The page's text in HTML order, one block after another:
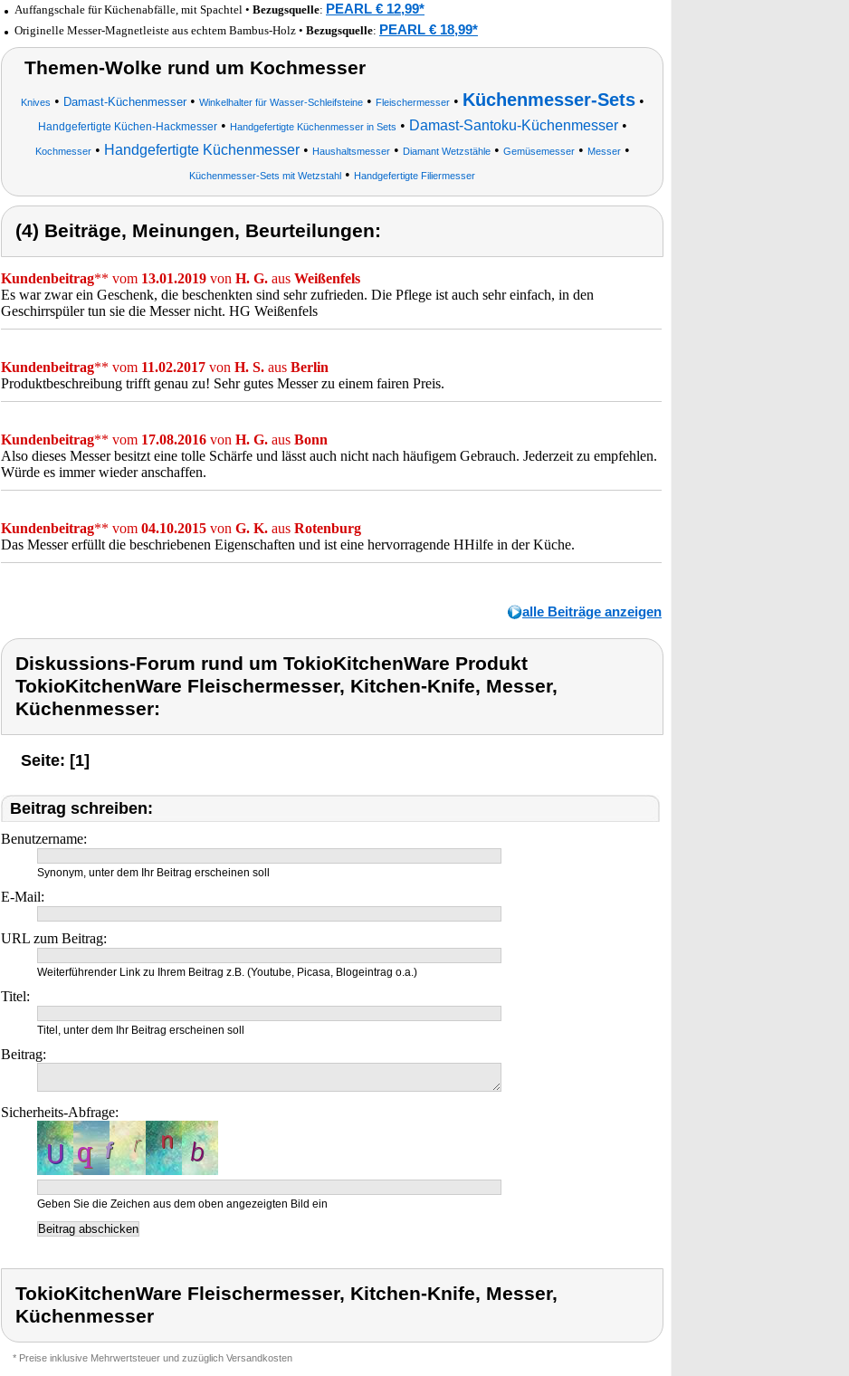
Auffangschale für Küchenabfälle, mit Spachtel • Bezugsquelle: PEARL € 12,99*
Originelle Messer-Magnetleiste aus echtem Bambus-Holz • Bezugsquelle: PEARL € 18,99*
Themen-Wolke rund um Kochmesser
Knives • Damast-Küchenmesser• Winkelhalter für Wasser-Schleifsteine• Fleischermesser• Küchenmesser-Sets•
Handgefertigte Küchen-Hackmesser• Handgefertigte Küchenmesser in Sets • Damast-Santoku-Küchenmesser•
Kochmesser• Handgefertigte Küchenmesser• Haushaltsmesser• Diamant Wetzstähle• Gemüsemesser• Messer•
Küchenmesser-Sets mit Wetzstahl • Handgefertigte Filiermesser
(4) Beiträge, Meinungen, Beurteilungen:
Kundenbeitrag** vom 13.01.2019 von H. G. aus Weißenfels
Es war zwar ein Geschenk, die beschenkten sind sehr zufrieden. Die Pflege ist auch sehr einfach, in den
Geschirrspüler tun sie die Messer nicht. HG Weißenfels
Kundenbeitrag** vom 11.02.2017 von H. S. aus Berlin
Produktbeschreibung trifft genau zu! Sehr gutes Messer zu einem fairen Preis.
Kundenbeitrag** vom 17.08.2016 von H. G. aus Bonn
Also dieses Messer besitzt eine tolle Schärfe und lässt auch nicht nach häufigem Gebrauch. Jederzeit zu empfehlen.
Würde es immer wieder anschaffen.
Kundenbeitrag** vom 04.10.2015 von G. K. aus Rotenburg
Das Messer erfüllt die beschriebenen Eigenschaften und ist eine hervorragende HHilfe in der Küche.
alle Beiträge anzeigen
Diskussions-Forum rund um TokioKitchenWare Produkt
TokioKitchenWare Fleischermesser, Kitchen-Knife, Messer,
Küchenmesser:
Seite: [1]
Beitrag schreiben:
Benutzername:
Synonym, unter dem Ihr Beitrag erscheinen soll
E-Mail:
URL zum Beitrag:
Weiterführender Link zu Ihrem Beitrag z.B. (Youtube, Picasa, Blogeintrag o.a.)
Titel:
Titel, unter dem Ihr Beitrag erscheinen soll
Beitrag:
Sicherheits-Abfrage:
Geben Sie die Zeichen aus dem oben angezeigten Bild ein
TokioKitchenWare Fleischermesser, Kitchen-Knife, Messer,
Küchenmesser
* Preise inklusive Mehrwertsteuer und zuzüglich Versandkosten